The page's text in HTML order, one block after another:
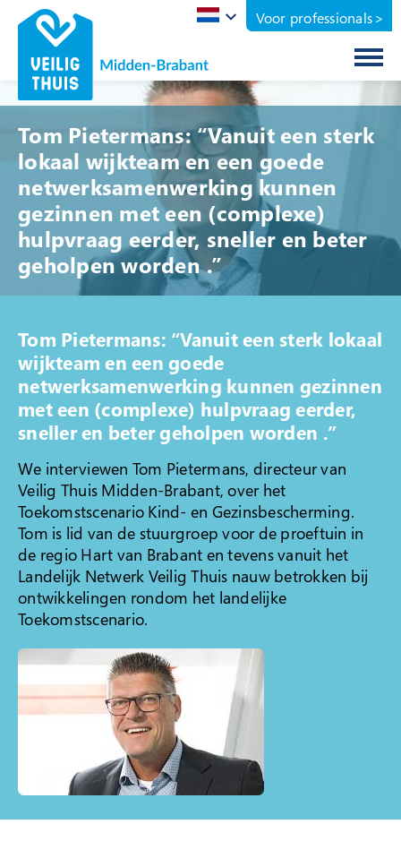
Voor professionals
Home
Ik zoek hulp
Ik ben een jongere
Ik maak me zorgen over iemand
Het gaat thuis niet goed
Er is een melding over mij gedaan
Jij & Veilig Thuis
Rechten als cliënt
Vertrouwenspersoon
Klacht indienen
Over Veilig Thuis
Wat is Veilig Thuis
Wat is geweld in
afhankelijkheidsrelaties?
Veelgestelde vragen
Ervaringsverhalen
Folders
Contact
Tom Pietermans: “Vanuit een sterk
lokaal wijkteam en een goede
netwerksamenwerking kunnen
gezinnen met een (complexe)
hulpvraag eerder, sneller en beter
geholpen worden .”
Tom Pietermans: “Vanuit een sterk lokaal
wijkteam en een goede
netwerksamenwerking kunnen gezinnen
met een (complexe) hulpvraag eerder,
sneller en beter geholpen worden .”
We interviewen Tom Pietermans, directeur van
Veilig Thuis Midden-Brabant, over het
Toekomstscenario Kind- en Gezinsbescherming.
Tom is lid van de stuurgroep voor de proeftuin in
de regio Hart van Brabant en tevens vanuit het
Landelijk Netwerk Veilig Thuis nauw betrokken bij
ontwikkelingen rondom het landelijke
Toekomstscenario.